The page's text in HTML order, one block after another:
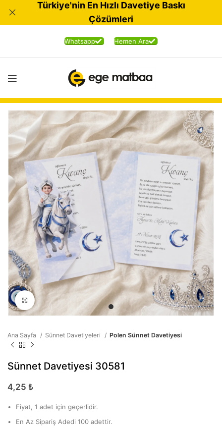
Whatsapp Hemen Ara
Büyütmek için tıklayın
Ana Sayfa Sünnet Davetiyeleri Polen Sünnet Davetiyesi
Sünnet Davetiyesi 30581
4,25 ₺
Fiyat, 1 adet için geçerlidir.
En Az Sipariş Adedi 100 adettir.
Türkiye'nin En Hızlı Davetiye Baskı
Çözümleri